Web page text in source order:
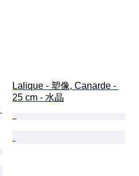
Lalique - 塑像, Canarde -
25 cm - 水晶